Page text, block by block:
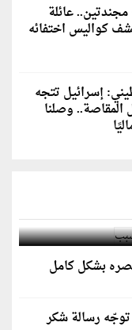
عائلة
كواليس اختفائه
إسرائيل تتجه
وصلنا
السبب
بشكل كامل
توجّه رسالة شكر